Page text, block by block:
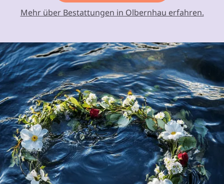
Mehr über Bestattungen in Olbernhau erfahren.